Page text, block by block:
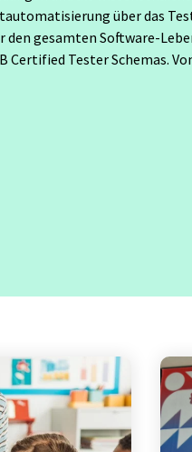
über das
gesamten Software-
Certified Tester Schemas.